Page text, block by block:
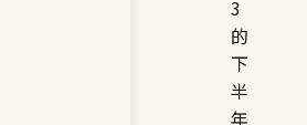
3
的
下
半
年